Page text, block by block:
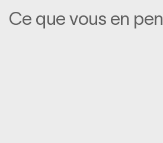
Ce que vous en